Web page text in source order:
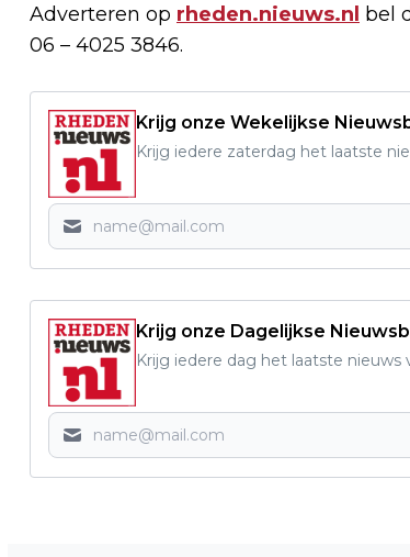
Adverteren op rheden.nieuws.nl bel
06 – 4025 3846.
Krijg onze Wekelijkse
Krijg iedere zaterdag het laatste
Krijg onze Dagelijkse
Krijg iedere dag het laatste nieuws